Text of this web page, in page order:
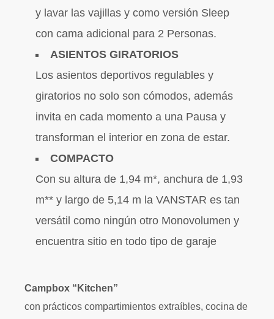
y lavar las vajillas y como versión Sleep
con cama adicional para 2 Personas.
ASIENTOS GIRATORIOS
Los asientos deportivos regulables y
giratorios no solo son cómodos, además
invita en cada momento a una Pausa y
transforman el interior en zona de estar.
COMPACTO
Con su altura de 1,94 m*, anchura de 1,93
m** y largo de 5,14 m la VANSTAR es tan
versátil como ningún otro Monovolumen y
encuentra sitio en todo tipo de garaje
Campbox “Kitchen”
con prácticos compartimientos extraíbles, cocina de